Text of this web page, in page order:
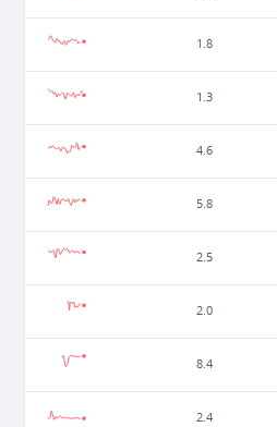
1.8
1.3
4.6
5.8
2.5
2.0
8.4
2.4